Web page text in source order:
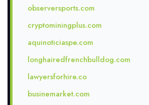
observersports.com
cryptominingplus.com
aquinoticiaspe.com
longhairedfrenchbulldog.com
lawyersforhire.co
businemarket.com